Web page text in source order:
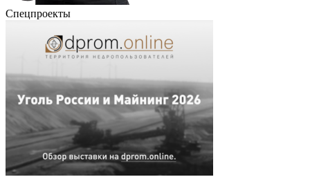
Спецпроекты